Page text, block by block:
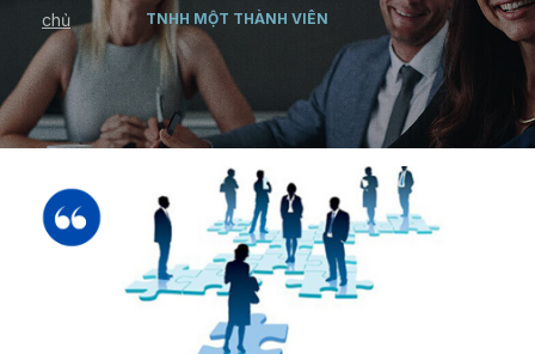
chủ
TNHH MỘT THÀNH VIÊN